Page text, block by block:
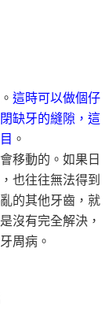
這時可以做個仔
缺牙的縫隙，這
。
移動的。如果日
也往往無法得到
的其他牙齒，就
沒有完全解決，
周病。